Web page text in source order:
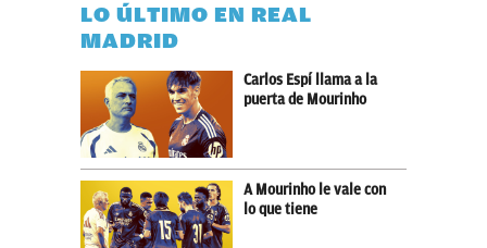
LO ÚLTIMO EN REAL
MADRID
Carlos Espí llama a la
puerta de Mourinho
A Mourinho le vale con
lo que tiene